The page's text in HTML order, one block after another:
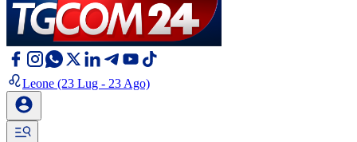
Leone (23 Lug - 23 Ago)